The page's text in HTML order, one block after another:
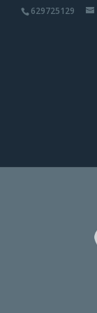
629725129